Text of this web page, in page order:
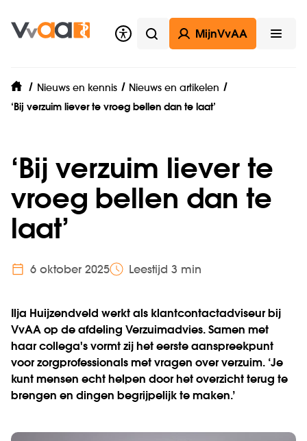
Zoeken
MijnVvAA
home
Nieuws en kennis
Nieuws en artikelen
‘Bij verzuim liever te vroeg bellen dan te laat’
‘Bij verzuim liever te
vroeg bellen dan te
laat’
6 oktober 2025 Leestijd 3 min
Ilja Huijzendveld werkt als klantcontactadviseur bij
VvAA op de afdeling Verzuimadvies. Samen met
haar collega's vormt zij het eerste aanspreekpunt
voor zorgprofessionals met vragen over verzuim. ‘Je
kunt mensen echt helpen door het overzicht terug te
brengen en dingen begrijpelijk te maken.’